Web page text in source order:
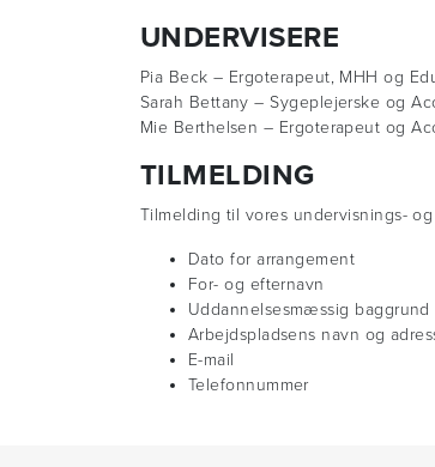
UNDERVISERE
Pia Beck – Ergoterapeut, MHH og
Sarah Bettany – Sygeplejerske og
Mie Berthelsen – Ergoterapeut og
TILMELDING
Tilmelding til vores undervisnings-
Dato for arrangement
For- og efternavn
Uddannelsesmæssig baggrund
Arbejdspladsens navn og
E-mail
Telefonnummer